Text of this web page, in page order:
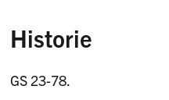
Historie
GS 23-78.